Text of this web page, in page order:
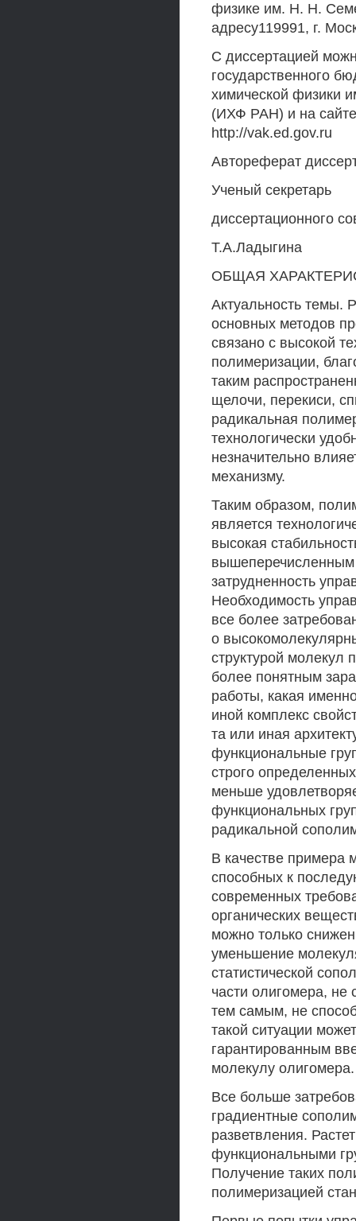
физике им. Н. Н.
адресу119991, г.
С диссертацией
государственного
химической физики
(ИХФ РАН) и на
http://vak.ed.gov.ru
Автореферат
Ученый секретарь
диссертационного
Т.А.Ладыгина
ОБЩАЯ
Актуальность темы.
основных методов
связано с высокой
полимеризации,
таким
щелочи, перекиси,
радикальная
технологически
незначительно
механизму.
Таким образом,
является
высокая
затрудненность
Необходимость
все более
о
структурой молекул
более понятным
работы, какая
иной комплекс
та или иная
функциональные
строго
меньше
функциональных
радикальной
В качестве примера
способных к
современных
органических
можно только
уменьшение
статистической
части олигомера,
тем самым, не
такой ситуации
гарантированным
молекулу
Все больше
градиентные
разветвления.
функциональными
Получение таких
полимеризацией